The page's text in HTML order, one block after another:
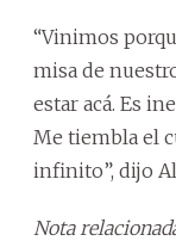
“Vinimos
misa de
estar acá. Es
Me tiembla el
infinito”, dijo
Nota